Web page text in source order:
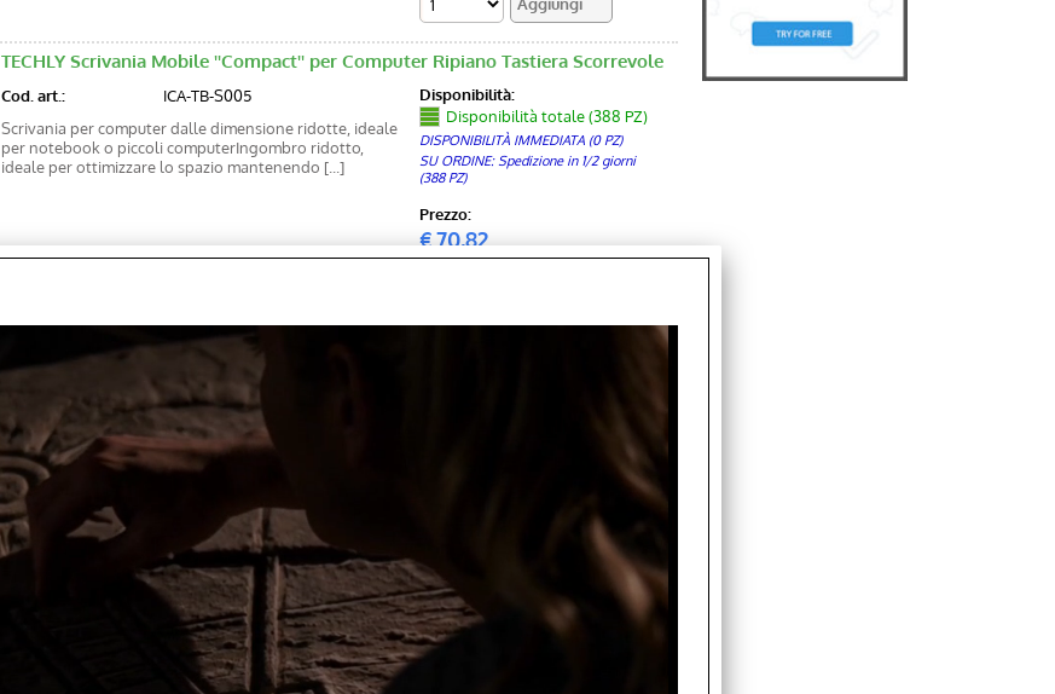
TECHLY Scrivania Mobile ''Compact'' per Computer Ripiano Tastiera Scorrevole
Cod. art.:
ICA-TB-S005
Scrivania per computer dalle dimensione ridotte, ideale
per notebook o piccoli computerIngombro ridotto,
ideale per ottimizzare lo spazio mantenendo [...]
Disponibilità:
Disponibilità totale (388 PZ)
DISPONIBILITÀ IMMEDIATA (0 PZ)
SU ORDINE: Spedizione in 1/2 giorni
(388 PZ)
Prezzo:
€70,82
TECHLY Scrivania Mobile ''Compact'' per Computer Ripiano Tastiera Scorrevole
Bianco
ICA-TB-S005W
Scrivania per computer dalle dimensione ridotte, ideale
per notebook o piccoli computerIngombro ridotto,
ideale per ottimizzare lo spazio mantenendo [...]
SU ORDINE: Spedizione in 1/2 giorni
TECHLY Scrivania Mobile per PC Stampante con Tastiera Estraibile Nero Lucido
ICA-TB-7800BK